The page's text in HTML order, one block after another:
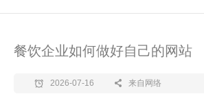
餐饮企业如何做好自己的网站
2026-07-16 来自网络